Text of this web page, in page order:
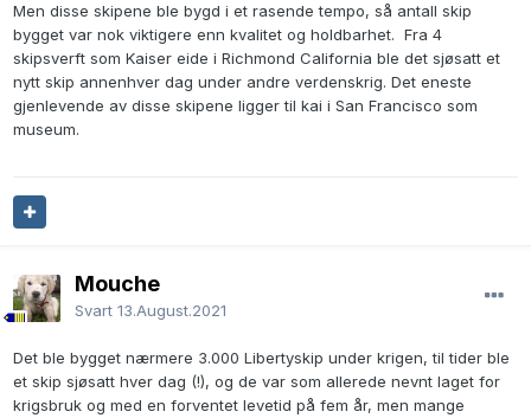
Men disse skipene ble bygd i et rasende tempo, så antall skip
bygget var nok viktigere enn kvalitet og holdbarhet. Fra 4
skipsverft som Kaiser eide i Richmond California ble det sjøsatt et
nytt skip annenhver dag under andre verdenskrig. Det eneste
gjenlevende av disse skipene ligger til kai i San Francisco som
museum.
Mouche
Svart 13.August.2021
Det ble bygget nærmere 3.000 Libertyskip under krigen, til tider ble
et skip sjøsatt hver dag (!), og de var som allerede nevnt laget for
krigsbruk og med en forventet levetid på fem år, men mange